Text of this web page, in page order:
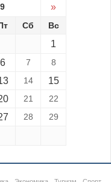
»
Сб Вс
1
6 7 8
14
15
21 22
28 29